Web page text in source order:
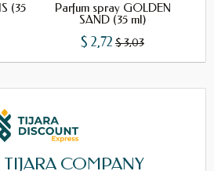
(35
Parfum spray GOLDEN
SAND (35 ml)
$ 2,72 $ 3,03
COMPANY